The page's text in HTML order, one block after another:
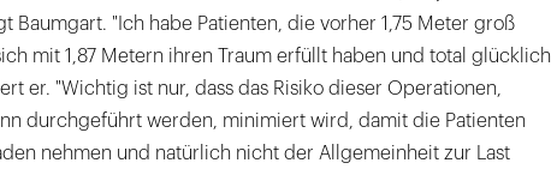
Baumgart. "Ich habe Patienten, die vorher 1,75 Meter groß
mit 1,87 Metern ihren Traum erfüllt haben und total glücklich
er. "Wichtig ist nur, dass das Risiko dieser Operationen,
durchgeführt werden, minimiert wird, damit die Patienten
nehmen und natürlich nicht der Allgemeinheit zur Last